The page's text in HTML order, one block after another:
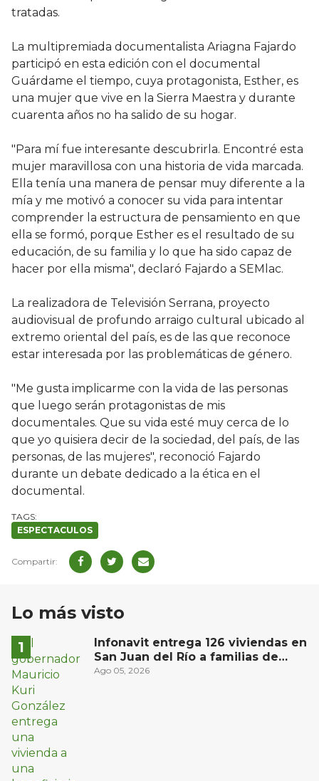
tratadas.
La multipremiada documentalista Ariagna Fajardo
participó en esta edición con el documental
Guárdame el tiempo, cuya protagonista, Esther, es
una mujer que vive en la Sierra Maestra y durante
cuarenta años no ha salido de su hogar.
"Para mí fue interesante descubrirla. Encontré esta
mujer maravillosa con una historia de vida marcada.
Ella tenía una manera de pensar muy diferente a la
mía y me motivó a conocer su vida para intentar
comprender la estructura de pensamiento en que
ella se formó, porque Esther es el resultado de su
educación, de su familia y lo que ha sido capaz de
hacer por ella misma", declaró Fajardo a SEMlac.
La realizadora de Televisión Serrana, proyecto
audiovisual de profundo arraigo cultural ubicado al
extremo oriental del país, es de las que reconoce
estar interesada por las problemáticas de género.
"Me gusta implicarme con la vida de las personas
que luego serán protagonistas de mis
documentales. Que su vida esté muy cerca de lo
que yo quisiera decir de la sociedad, del país, de las
personas, de las mujeres", reconoció Fajardo
durante un debate dedicado a la ética en el
documental.
ESPECTACULOS
Lo más visto
Infonavit entrega 126 viviendas en
San Juan del Río a familias de
bajos ingresos
Ago 05, 2026